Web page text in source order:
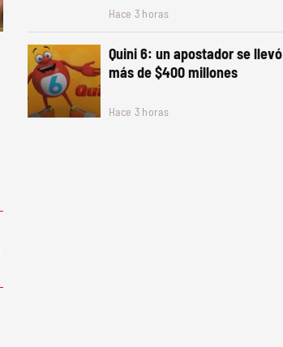
Hace 3 horas
Quini 6: un apostador se llevó
más de $400 millones
Hace 3 horas